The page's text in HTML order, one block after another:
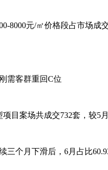
8000元/㎡价格段占市场成
需客群重回C位
项目案场共成交732套，较5
三个月下滑后，6月占比